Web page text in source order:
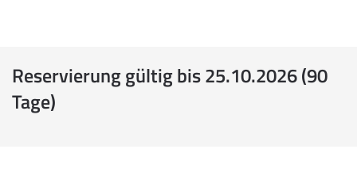
Reservierung gültig bis 25.10.2026 (90
Tage)